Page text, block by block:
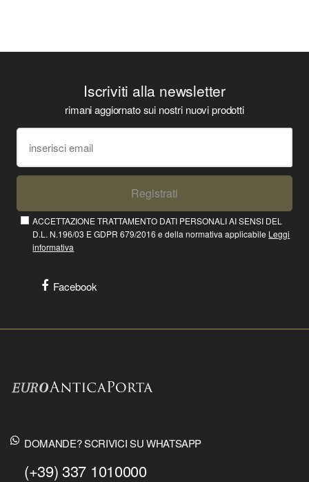
Iscriviti alla newsletter
rimani aggiornato sui nostri nuovi prodotti
Registrati
ACCETTAZIONE TRATTAMENTO DATI PERSONALI AI SENSI DEL
D.L. N.196/03 E GDPR 679/2016 e della normativa applicabile Leggi
informativa
Facebook
DOMANDE? SCRIVICI SU WHATSAPP
(+39) 337 1010000